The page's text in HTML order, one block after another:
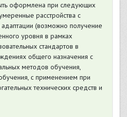
оформлена при следующих
расстройства с
(возможно получение
уровня в рамках
стандартов в
общего назначения с
методов обучения,
с применением при
технических средств и